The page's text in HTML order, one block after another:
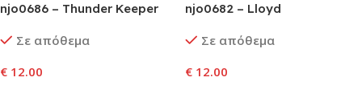
njo0686 – Thunder Keeper
Σε απόθεμα
€ 12.00
njo0682 – Lloyd
Σε απόθεμα
€ 12.00